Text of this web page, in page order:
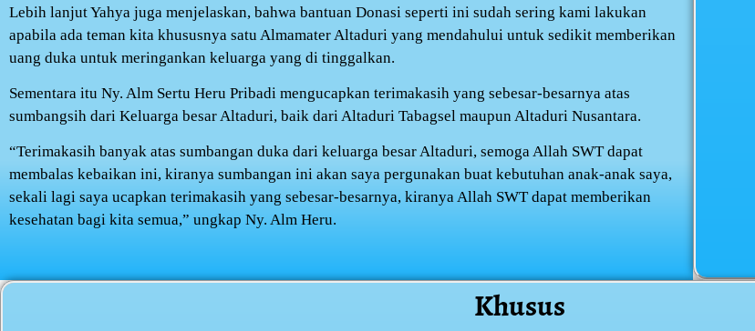
Lebih lanjut Yahya juga menjelaskan, bahwa bantuan Donasi seperti ini sudah sering kami lakukan
apabila ada teman kita khususnya satu Almamater Altaduri yang mendahului untuk sedikit memberikan
uang duka untuk meringankan keluarga yang di tinggalkan.
Sementara itu Ny. Alm Sertu Heru Pribadi mengucapkan terimakasih yang sebesar-besarnya atas
sumbangsih dari Keluarga besar Altaduri, baik dari Altaduri Tabagsel maupun Altaduri Nusantara.
“Terimakasih banyak atas sumbangan duka dari keluarga besar Altaduri, semoga Allah SWT dapat
membalas kebaikan ini, kiranya sumbangan ini akan saya pergunakan buat kebutuhan anak-anak saya,
sekali lagi saya ucapkan terimakasih yang sebesar-besarnya, kiranya Allah SWT dapat memberikan
kesehatan bagi kita semua,” ungkap Ny. Alm Heru.
Khusus